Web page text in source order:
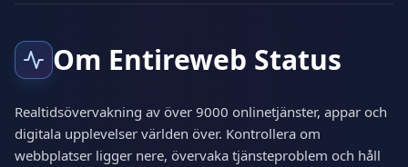
Om Entireweb Status
Realtidsövervakning av över 9000 onlinetjänster, appar och
digitala upplevelser världen över. Kontrollera om
webbplatser ligger nere, övervaka tjänsteproblem och håll